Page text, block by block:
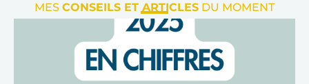
MES CONSEILS ET ARTICLES DU MOMENT